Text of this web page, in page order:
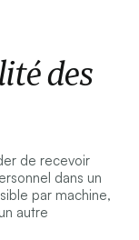
des
de recevoir
dans un
par machine,
autre